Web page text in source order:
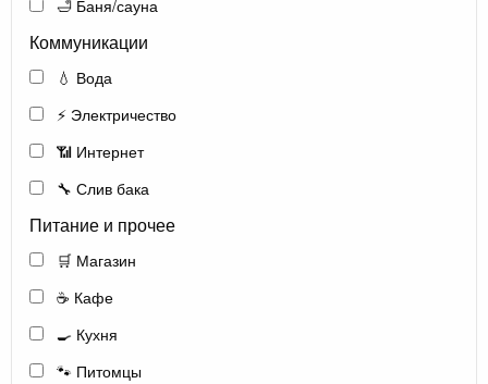
🛁 Баня/сауна
Коммуникации
💧 Вода
⚡ Электричество
📶 Интернет
🔧 Слив бака
Питание и прочее
🛒 Магазин
☕ Кафе
🍳 Кухня
🐾 Питомцы